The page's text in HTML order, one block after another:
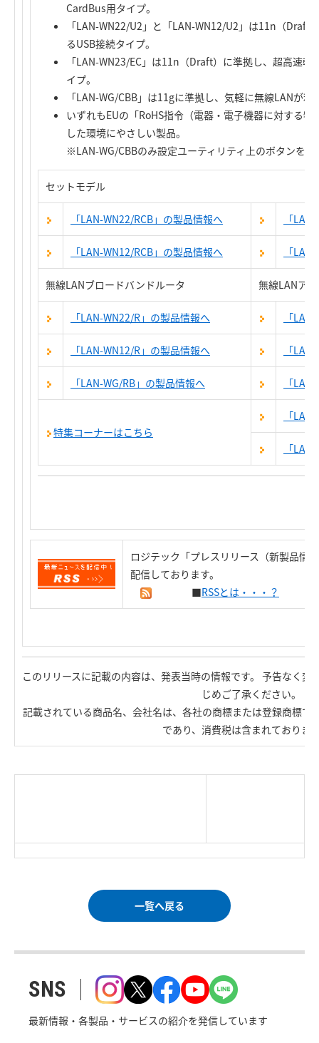
CardBus用タイプ。
「LAN-WN22/U2」と「LAN-WN12/U2」は11n（Draft
るUSB接続タイプ。
「LAN-WN23/EC」は11n（Draft）に準拠し、超高速
イプ。
「LAN-WG/CBB」は11gに準拠し、気軽に無線LANが
いずれもEUの「RoHS指令（電器・電子機器に対する
した環境にやさしい製品。
※LAN-WG/CBBのみ設定ユーティリティ上のボタンを
セットモデル
「LAN-WN22/RCB」の製品情報へ 「
「LAN-WN12/RCB」の製品情報へ 「
無線LANブロードバンドルータ 無線LANア
「LAN-WN22/R」の製品情報へ 「
「LAN-WN12/R」の製品情報へ 「
「LAN-WG/RB」の製品情報へ 「
特集コーナーはこちら
「
「
ロジテック「プレスリリース（新製品情
配信しております。
■RSSとは・・・？
このリリースに記載の内容は、発表当時の情報です。 予告なく
じめご了承ください。
記載されている商品名、会社名は、各社の商標または登録商標で
であり、消費税は含まれておりま
一覧へ戻る
SNS
最新情報・各製品・サービスの紹介を発信しています